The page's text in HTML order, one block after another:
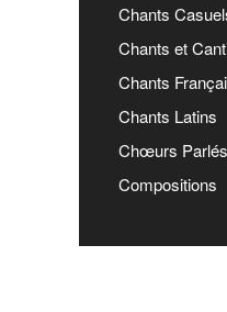
Chants
Chants et
Chants
Chants Latins
Chœurs Parlés
Compositions